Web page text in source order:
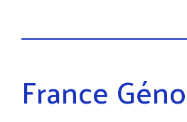
France